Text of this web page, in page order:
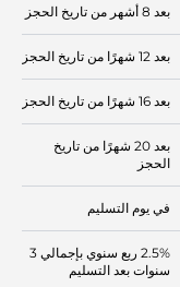
بعد 8 أشهر من تاريخ الحجز
بعد 12 شهرًا من تاريخ الحجز
بعد 16 شهرًا من تاريخ الحجز
بعد 20 شهرًا من تاريخ
الحجز
في يوم التسليم
2.5% ربع سنوي بإجمالي 3
سنوات بعد التسليم